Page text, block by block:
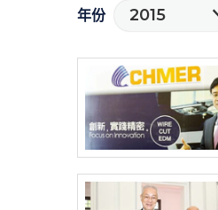
年份 2015